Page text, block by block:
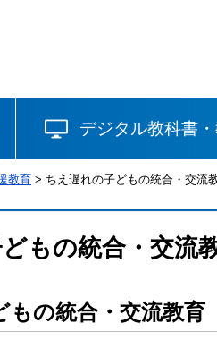
社会
道徳
中学
国語
英語
デジタル教科書
教育 > ちえ遅れの子どもの統合・交流
もの統合・交流
もの統合・交流教育